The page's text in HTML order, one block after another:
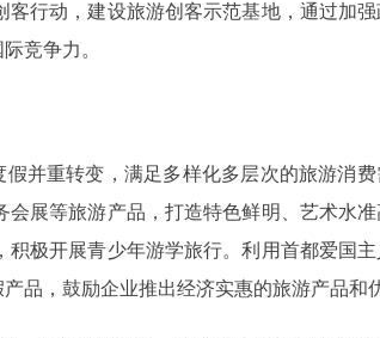
行动，建设旅游创客示范基地，通过加
竞争力。
重转变，满足多样化多层次的旅游消费
展等旅游产品，打造特色鲜明、艺术水
极开展青少年游学旅行。利用首都爱国主
品，鼓励企业推出经济实惠的旅游产品和